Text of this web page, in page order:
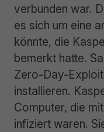
verbunden war.
es sich um eine
könnte, die
bemerkt hatte.
Zero-Day-
installieren.
Computer, die
infiziert waren.